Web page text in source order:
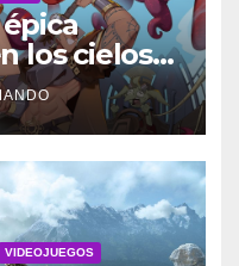
los cielos
VIDEOJUEGOS